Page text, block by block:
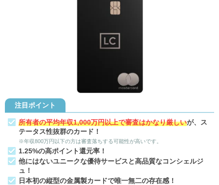
注目ポイント
所有者の平均年収1,000万円以上で審査はかなり厳しいが、ス
テータス性抜群のカード！
※年収800万円以下の方は審査落ちする可能性が高いです。
1.25%の高ポイント還元率！
他にはないユニークな優待サービスと高品質なコンシェルジ
ュ！
日本初の縦型の金属製カードで唯一無二の存在感！